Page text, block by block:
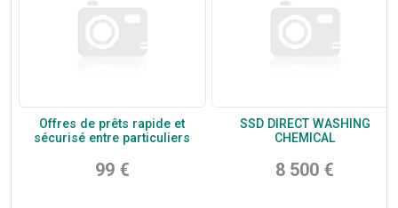
Offres de prêts rapide et
sécurisé entre particuliers
99 €
SSD DIRECT WASHING
CHEMICAL
8 500 €